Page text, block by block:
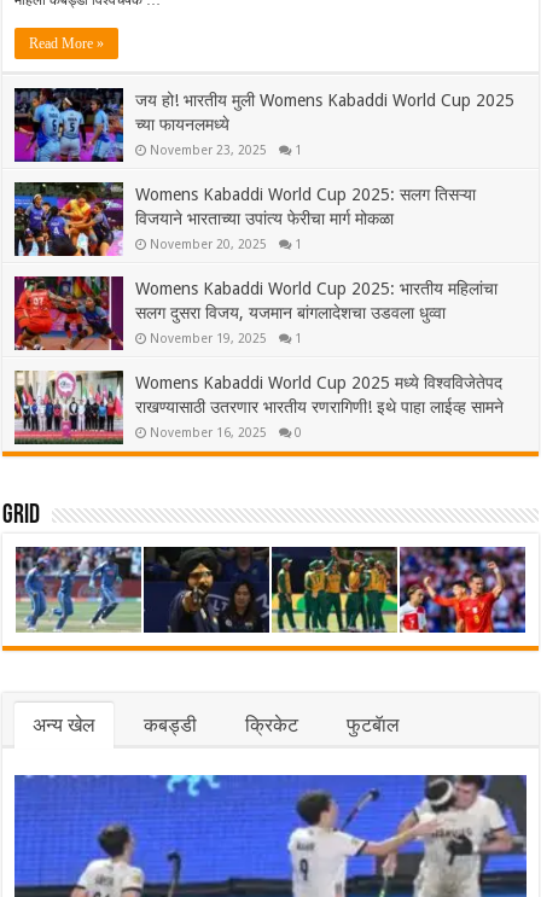
Read More »
जय हो! भारतीय मुली Womens Kabaddi World Cup 2025
च्या फायनलमध्ये
November 23, 2025 1
Womens Kabaddi World Cup 2025: सलग तिसऱ्या
विजयाने भारताच्या उपांत्य फेरीचा मार्ग मोकळा
November 20, 2025 1
Womens Kabaddi World Cup 2025: भारतीय महिलांचा
सलग दुसरा विजय, यजमान बांगलादेशचा उडवला धुव्वा
November 19, 2025 1
Womens Kabaddi World Cup 2025 मध्ये विश्वविजेतेपद
राखण्यासाठी उतरणार भारतीय रणरागिणी! इथे पाहा लाईव्ह सामने
November 16, 2025 0
Grid
अन्य खेल कबड्डी क्रिकेट फुटबॅाल